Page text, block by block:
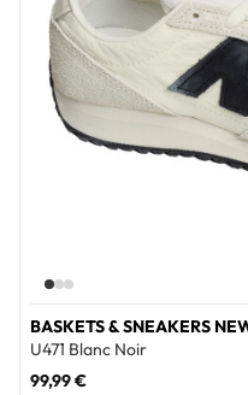
BASKETS & SNEAKERS
U471 Blanc Noir
99,99 €